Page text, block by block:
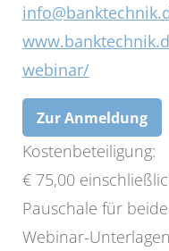
webinar/
Zur Anmeldung
Kostenbeteiligung:
€ 75,00
Pauschale für
Webinar-